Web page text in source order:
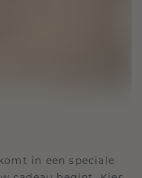
in een speciale